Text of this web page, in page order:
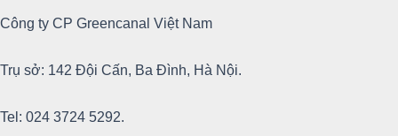
Công ty CP Greencanal Việt Nam
Trụ sở: 142 Đội Cấn, Ba Đình, Hà Nội.
Tel: 024 3724 5292.